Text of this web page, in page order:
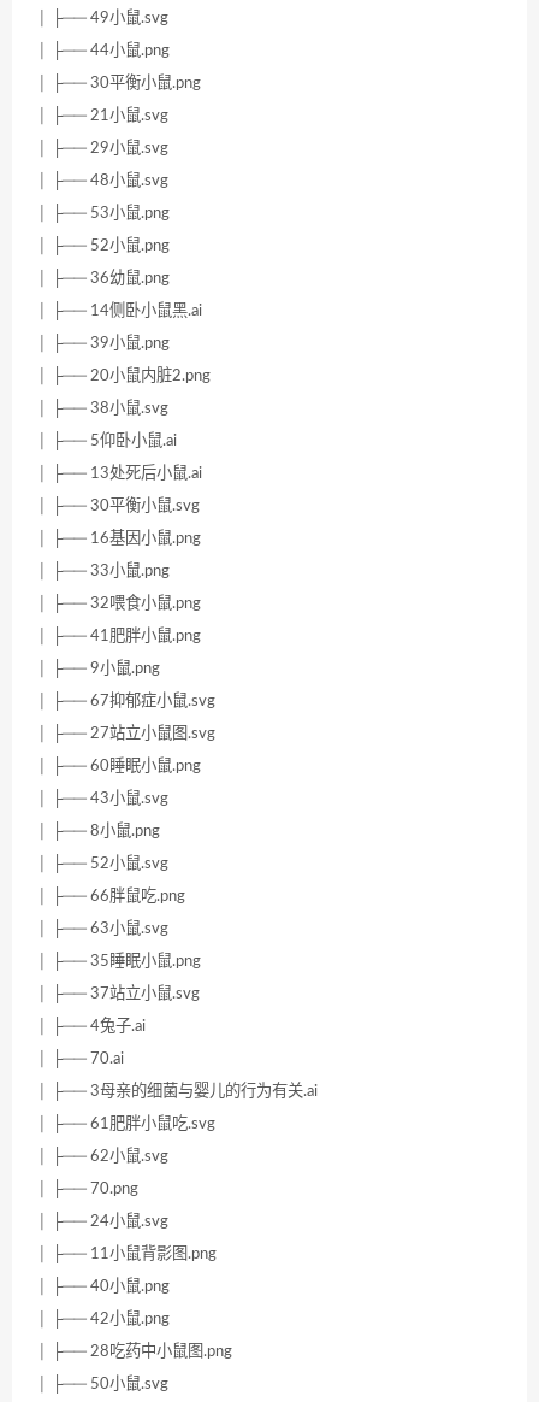
│ ├── 49小鼠.svg
│ ├── 44小鼠.png
│ ├── 30平衡小鼠.png
│ ├── 21小鼠.svg
│ ├── 29小鼠.svg
│ ├── 48小鼠.svg
│ ├── 53小鼠.png
│ ├── 52小鼠.png
│ ├── 36幼鼠.png
│ ├── 14侧卧小鼠黑.ai
│ ├── 39小鼠.png
│ ├── 20小鼠内脏2.png
│ ├── 38小鼠.svg
│ ├── 5仰卧小鼠.ai
│ ├── 13处死后小鼠.ai
│ ├── 30平衡小鼠.svg
│ ├── 16基因小鼠.png
│ ├── 33小鼠.png
│ ├── 32喂食小鼠.png
│ ├── 41肥胖小鼠.png
│ ├── 9小鼠.png
│ ├── 67抑郁症小鼠.svg
│ ├── 27站立小鼠图.svg
│ ├── 60睡眠小鼠.png
│ ├── 43小鼠.svg
│ ├── 8小鼠.png
│ ├── 52小鼠.svg
│ ├── 66胖鼠吃.png
│ ├── 63小鼠.svg
│ ├── 35睡眠小鼠.png
│ ├── 37站立小鼠.svg
│ ├── 4兔子.ai
│ ├── 70.ai
│ ├── 3母亲的细菌与婴儿的行为有关.ai
│ ├── 61肥胖小鼠吃.svg
│ ├── 62小鼠.svg
│ ├── 70.png
│ ├── 24小鼠.svg
│ ├── 11小鼠背影图.png
│ ├── 40小鼠.png
│ ├── 42小鼠.png
│ ├── 28吃药中小鼠图.png
│ ├── 50小鼠.svg